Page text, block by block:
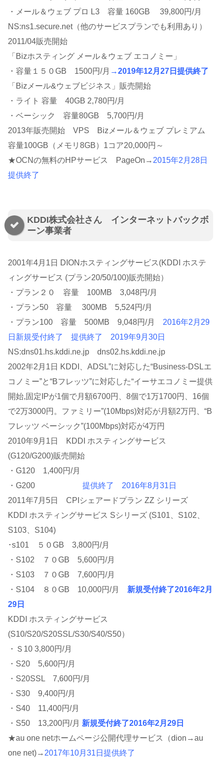
・メール＆ウェブ プロ L3 容量 160GB 39,800円/月
NS:ns1.secure.net（他のサービスプランでも利用あり）
2011/04販売開始
「Bizホスティング メール＆ウェブ エコノミー」
・容量１５０GB 1500円/月 →2019年12月27日提供終了
「Bizメール&ウェブビジネス」販売開始
・ライト 容量 40GB 2,780円/月
・ベーシック 容量80GB 5,700円/月
2013年販売開始 VPS Bizメール＆ウェブ プレミアム
容量100GB（メモリ8GB）1コア20,000円～
★OCNの無料のHPサービス PageOn→ 2015年2月28日
提供終了
KDDI株式会社さん インターネットバックボ
ーン事業者
2001年4月1日 DIONホスティングサービス(KDDI ホステ
ィングサービス (プラン20/50/100)販売開始）
・プラン２０ 容量 100MB 3,048円/月
・プラン50 容量 300MB 5,524円/月
・プラン100 容量 500MB 9,048円/月 2016年2月29
日新規受付終了
提供終了 2019年9月30日
NS:dns01.hs.kddi.ne.jp dns02.hs.kddi.ne.jp
2002年2月1日 KDDI、ADSL”に対応した“Business-DSLエ
コノミー”と“Bフレッツ”に対応した“イーサエコノミー提供
開始,固定IPが1個で月額6700円、8個で1万1700円、16個
で2万3000円。ファミリー”(10Mbps)対応が月額2万円、“B
フレッツ ベーシック”(100Mbps)対応が4万円
2010年9月1日 KDDI ホスティングサービス
(G120/G200)販売開始
・G120 1,400円/月
・G200 提供終了 2016年8月31日
2011年7月5日 CPIシェアードプラン ZZ シリーズ
KDDI ホスティングサービス Sシリーズ (S101、S102、
S103、S104)
･s101 ５０GB 3,800円/月
・S102 ７０GB 5,600円/月
・S103 ７０GB 7,600円/月
・S104 ８０GB 10,000円/月 新規受付終了2016年2月
29日
KDDI ホスティングサービス
(S10/S20/S20SSL/S30/S40/S50）
・Ｓ10 3,800円/月
・S20 5,600円/月
・S20SSL 7,600円/月
・S30 9,400円/月
・S40 11,400円/月
・S50 13,200円/月 新規受付終了2016年2月29日
★au one netホームページ公開代理サービス（dion→au
one net)→ 2017年10月31日提供終了